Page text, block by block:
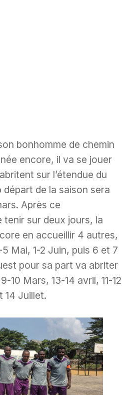
bonhomme de chemin
encore, il va se jouer
sur l’étendue du
de la saison sera
Après ce
tenir sur deux jours, la
en accueillir 4 autres,
Mai, 1-2 Juin, puis 6 et 7
pour sa part va abriter
10 Mars, 13-14 avril, 11-12
14 Juillet.